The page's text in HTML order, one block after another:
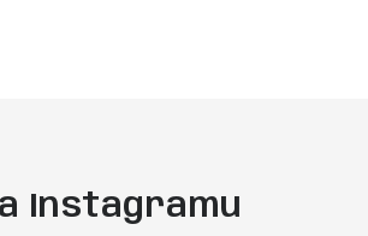
Instagramu